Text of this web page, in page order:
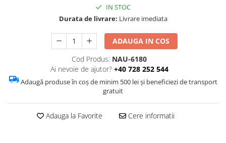
IN STOC
Durata de livrare: Livrare imediata
ADAUGA IN COS
Cod Produs: NAU-6180
Ai nevoie de ajutor? +40 728 252 544
Adaugă produse în coș de minim 500 lei și beneficiezi de transport
gratuit
Adauga la Favorite Cere informatii